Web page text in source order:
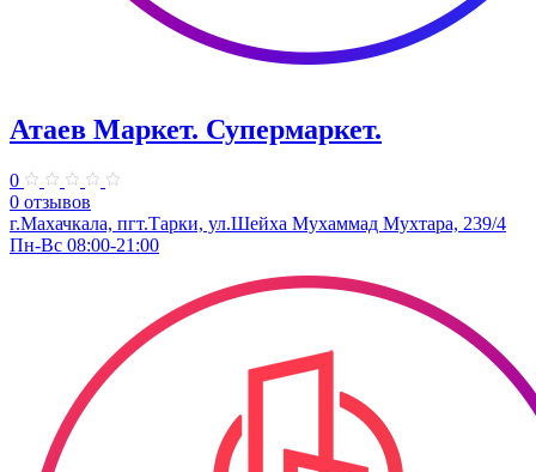
Атаев Маркет. Супермаркет.
0
0 отзывов
г.Махачкала, пгт.Тарки, ул.​Шейха Мухаммад Мухтара, 239/4
Пн-Вс 08:00-21:00